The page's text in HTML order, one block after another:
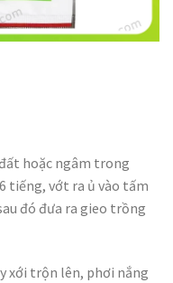
hoặc ngâm trong
tiếng, vớt ra ủ vào tấm
đó đưa ra gieo trồng
xới trộn lên, phơi nắng